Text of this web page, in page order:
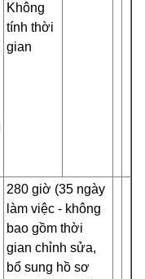
Không
tính thời
gian
280 giờ (35 ngày
làm việc - không
bao gồm thời
gian chỉnh sửa,
bổ sung hồ sơ